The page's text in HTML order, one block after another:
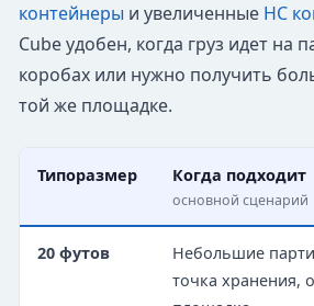
контейнеры и увеличенные HC
Cube удобен, когда груз идет на
коробах или нужно получить
той же площадке.
Типоразмер Когда подходит
основной сценарий
20 футов
Небольшие
точка хранения,